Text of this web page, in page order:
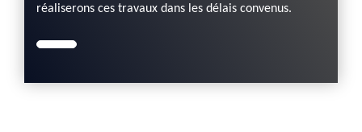
réaliserons ces travaux dans les délais convenus.